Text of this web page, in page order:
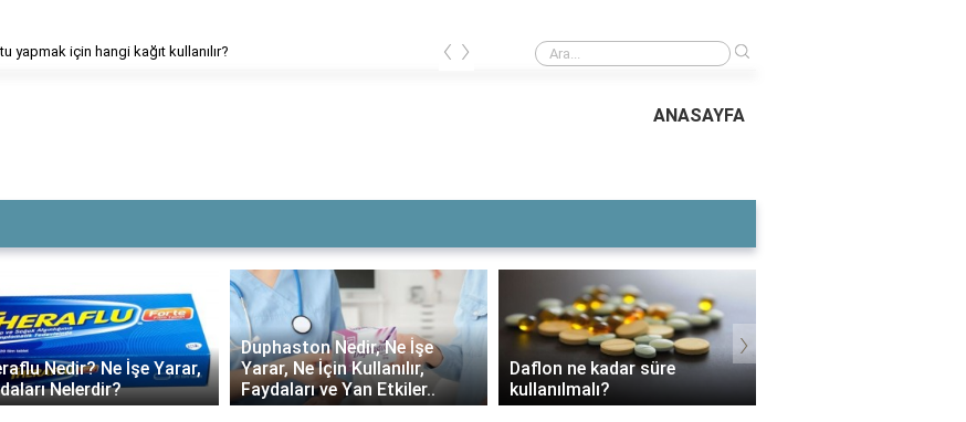
yapmak için hangi kağıt kullanılır? Bodrum merkez ilçeleri hangileri?
‹ ›
ANASAYFA
Nedir? Ne İşe Yarar,
Nelerdir?
Duphaston Nedir, Ne İşe
Yarar, Ne İçin Kullanılır,
Faydaları ve Yan Etkiler..
Daflon ne kadar süre
kullanılmalı?
›